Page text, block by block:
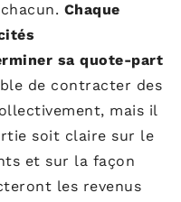
Chaque
sa quote-part
de contracter des
mais il
soit claire sur le
et sur la façon
les revenus